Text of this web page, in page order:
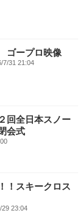
ゴープロ映像
7/31 21:04
回全日本スノー
会式
！スキークロス
29 23:04